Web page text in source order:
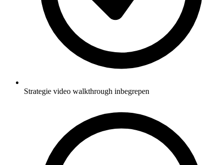
Strategie video walkthrough inbegrepen